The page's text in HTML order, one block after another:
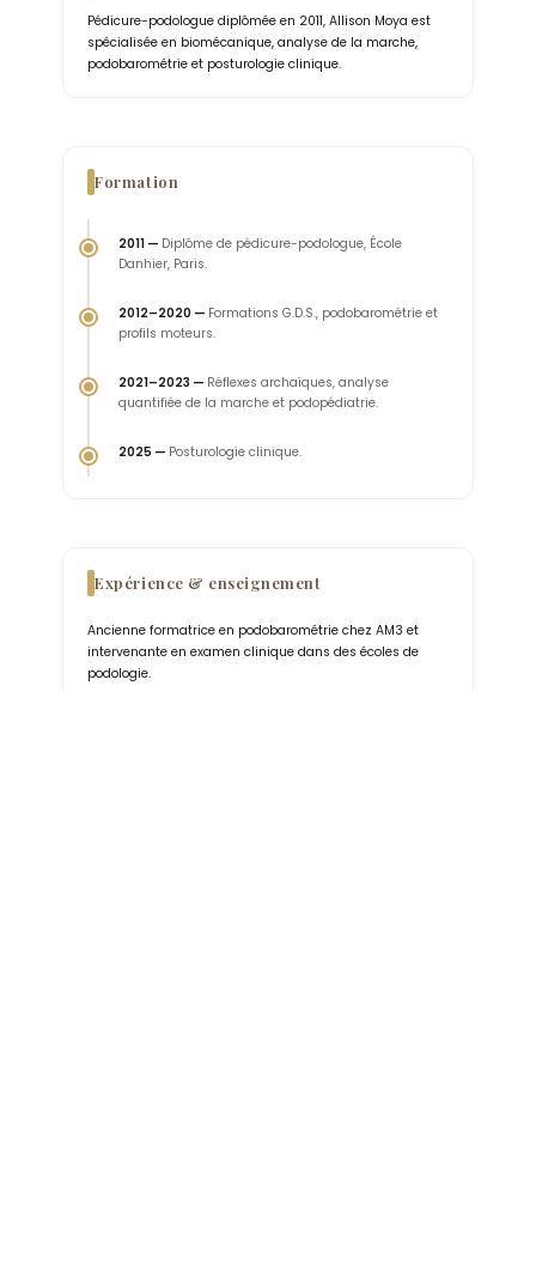
Pédicure-podologue diplômée en 2011, Allison Moya est
spécialisée en biomécanique, analyse de la marche,
podobarométrie et posturologie clinique.
Formation
2011 — Diplôme de pédicure-podologue, École
Danhier, Paris.
2012–2020 — Formations G.D.S., podobarométrie et
profils moteurs.
2021–2023 — Réflexes archaïques, analyse
quantifiée de la marche et podopédiatrie.
2025 — Posturologie clinique.
Expérience & enseignement
Ancienne formatrice en podobarométrie chez AM3 et
intervenante en examen clinique dans des écoles de
podologie.